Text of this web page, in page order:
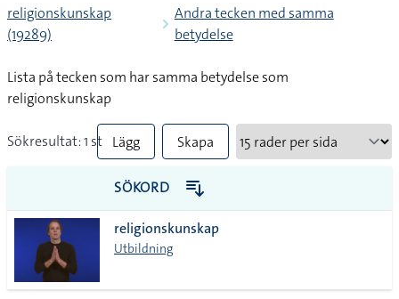
religionskunskap
(19289)
Andra tecken med samma
betydelse
Lista på tecken som har samma betydelse som
religionskunskap
Sökresultat: 1 st Lägg
till
alla i
lista
Skapa
PDF
SÖKORD
religionskunskap
Utbildning